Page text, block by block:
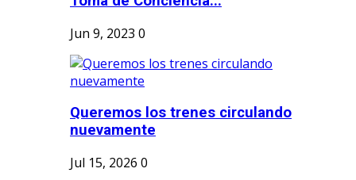
Jun 9, 2023 0
Queremos los trenes circulando
nuevamente
Jul 15, 2026 0